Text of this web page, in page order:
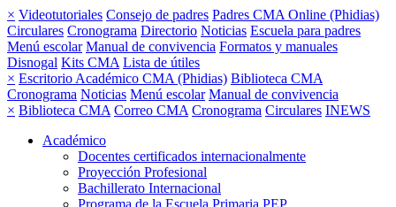
× Videotutoriales Consejo de padres Padres CMA Online (Phidias)
Circulares Cronograma Directorio Noticias Escuela para padres
Menú escolar Manual de convivencia Formatos y manuales
Disnogal Kits CMA Lista de útiles
× Escritorio Académico CMA (Phidias) Biblioteca CMA
Cronograma Noticias Menú escolar Manual de convivencia
× Biblioteca CMA Correo CMA Cronograma Circulares INEWS
Académico
Docentes certificados internacionalmente
Proyección Profesional
Bachillerato Internacional
Programa de la Escuela Primaria PEP